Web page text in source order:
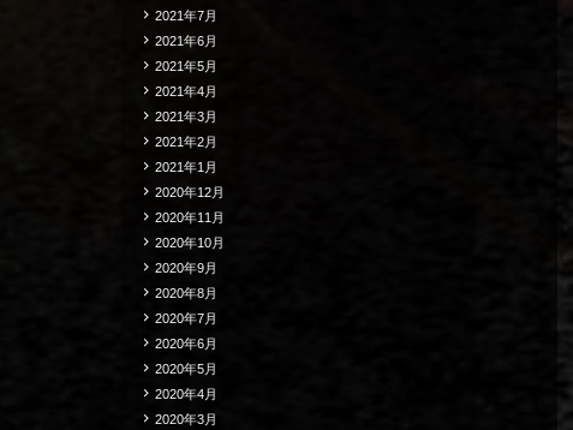
2021年7月
2021年6月
2021年5月
2021年4月
2021年3月
2021年2月
2021年1月
2020年12月
2020年11月
2020年10月
2020年9月
2020年8月
2020年7月
2020年6月
2020年5月
2020年4月
2020年3月